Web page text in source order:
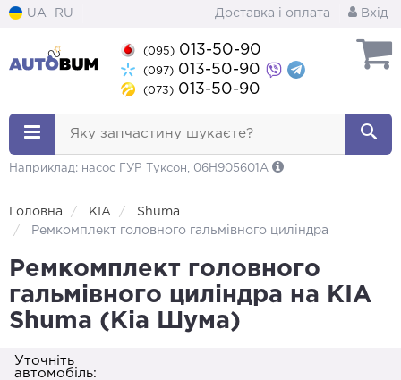
UA RU Доставка і оплата Вхід
(095) 013-50-90
(097) 013-50-90
(073) 013-50-90
Яку запчастину шукаєте?
Наприклад: насос ГУР Туксон, 06H905601A
Головна KIA
Shuma
Ремкомплект головного гальмівного циліндра
Ремкомплект головного
гальмівного циліндра на KIA
Shuma (Кіа Шума)
Уточніть
автомобіль: